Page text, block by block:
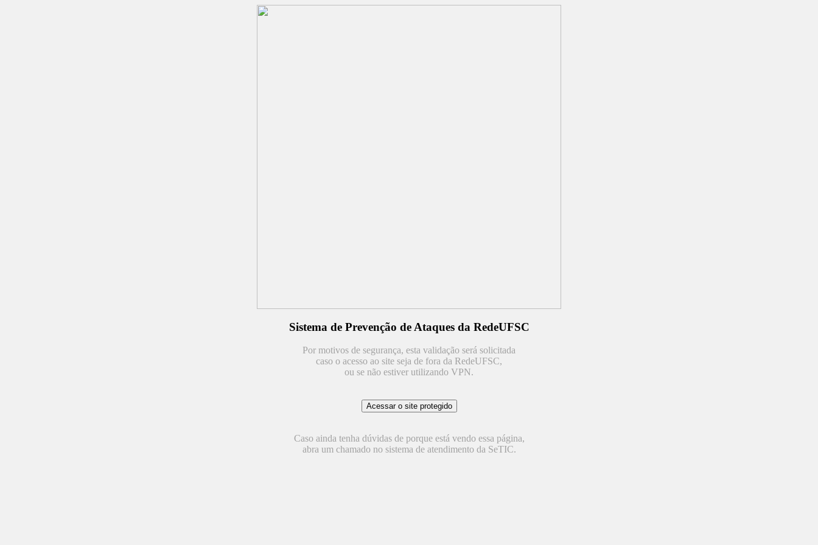
Sistema de Prevenção de Ataques da RedeUFSC
Por motivos de segurança, esta validação será solicitada
caso o acesso ao site seja de fora da RedeUFSC,
ou se não estiver utilizando VPN.
Caso ainda tenha dúvidas de porque está vendo essa página,
abra um chamado no sistema de atendimento da SeTIC.